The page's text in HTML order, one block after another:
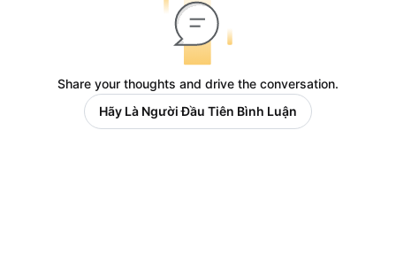
Share your thoughts and drive the conversation.
Hãy Là Người Đầu Tiên Bình Luận